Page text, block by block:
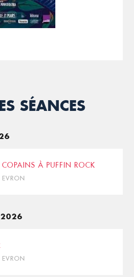
SÉANCES
À PUFFIN ROCK
EVRON
2026
EVRON